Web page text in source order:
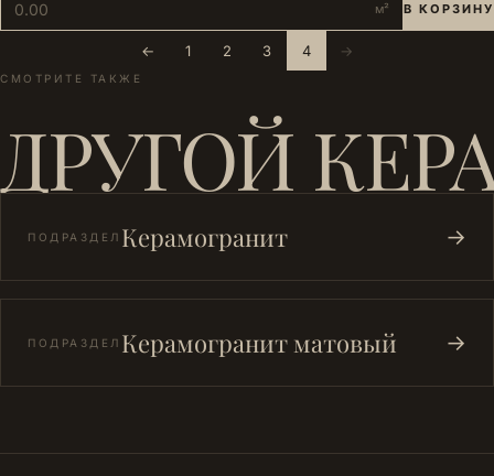
м² В КОРЗИНУ
← 1 2 3 4 →
СМОТРИТЕ ТАКЖЕ
ДРУГОЙ
ПОДРАЗДЕЛ Керамогранит →
ПОДРАЗДЕЛ Керамогранит матовый →